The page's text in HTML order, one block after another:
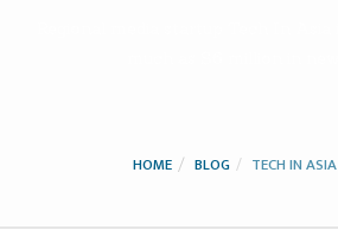
HOME BLOG TECH IN